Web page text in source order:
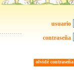
usuario
contraseña
olvidé contraseña